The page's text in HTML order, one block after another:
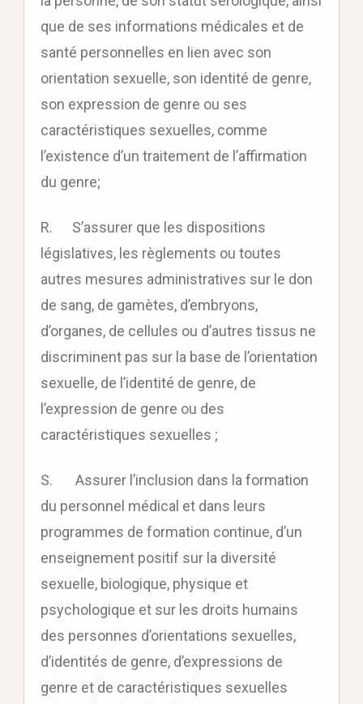
que de ses informations médicales et de
santé personnelles en lien avec son
orientation sexuelle, son identité de genre,
son expression de genre ou ses
caractéristiques sexuelles, comme
l’existence d’un traitement de l’affirmation
du genre;
R. S’assurer que les dispositions
législatives, les règlements ou toutes
autres mesures administratives sur le don
de sang, de gamètes, d’embryons,
d’organes, de cellules ou d’autres tissus ne
discriminent pas sur la base de l’orientation
sexuelle, de l’identité de genre, de
l’expression de genre ou des
caractéristiques sexuelles ;
S. Assurer l’inclusion dans la formation
du personnel médical et dans leurs
programmes de formation continue, d’un
enseignement positif sur la diversité
sexuelle, biologique, physique et
psychologique et sur les droits humains
des personnes d’orientations sexuelles,
d’identités de genre, d’expressions de
genre et de caractéristiques sexuelles